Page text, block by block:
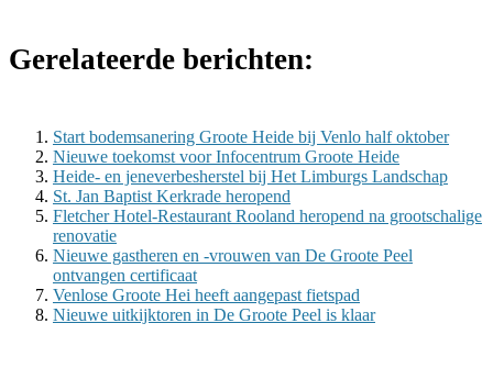
Gerelateerde berichten:
Start bodemsanering Groote Heide bij Venlo half oktober
Nieuwe toekomst voor Infocentrum Groote Heide
Heide- en jeneverbesherstel bij Het Limburgs Landschap
St. Jan Baptist Kerkrade heropend
Fletcher Hotel-Restaurant Rooland heropend na grootschalige
renovatie
Nieuwe gastheren en -vrouwen van De Groote Peel
ontvangen certificaat
Venlose Groote Hei heeft aangepast fietspad
Nieuwe uitkijktoren in De Groote Peel is klaar